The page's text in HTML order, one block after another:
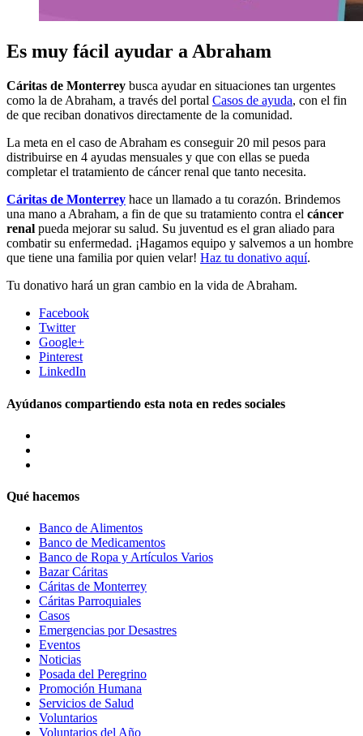
Es muy fácil ayudar a Abraham
Cáritas de Monterrey busca ayudar en situaciones tan urgentes
como la de Abraham, a través del portal Casos de ayuda, con el fin
de que reciban donativos directamente de la comunidad.
La meta en el caso de Abraham es conseguir 20 mil pesos para
distribuirse en 4 ayudas mensuales y que con ellas se pueda
completar el tratamiento de cáncer renal que tanto necesita.
Cáritas de Monterrey hace un llamado a tu corazón. Brindemos
una mano a Abraham, a fin de que su tratamiento contra el cáncer
renal pueda mejorar su salud. Su juventud es el gran aliado para
combatir su enfermedad. ¡Hagamos equipo y salvemos a un hombre
que tiene una familia por quien velar! Haz tu donativo aquí.
Tu donativo hará un gran cambio en la vida de Abraham.
Facebook
Twitter
Google+
Pinterest
LinkedIn
Ayúdanos compartiendo esta nota en redes sociales
Qué hacemos
Banco de Alimentos
Banco de Medicamentos
Banco de Ropa y Artículos Varios
Bazar Cáritas
Cáritas de Monterrey
Cáritas Parroquiales
Casos
Emergencias por Desastres
Eventos
Noticias
Posada del Peregrino
Promoción Humana
Servicios de Salud
Voluntarios
Voluntarios del Año